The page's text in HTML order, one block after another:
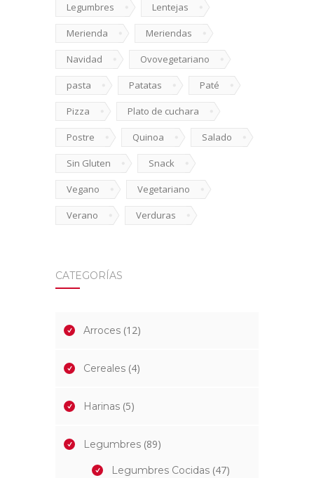
Legumbres Lentejas
Merienda Meriendas
Navidad Ovovegetariano
pasta Patatas Paté
Pizza Plato de cuchara
Postre Quinoa Salado
Sin Gluten Snack
Vegano Vegetariano
Verano Verduras
CATEGORÍAS
Arroces (12)
Cereales (4)
Harinas (5)
Legumbres (89)
Legumbres Cocidas (47)